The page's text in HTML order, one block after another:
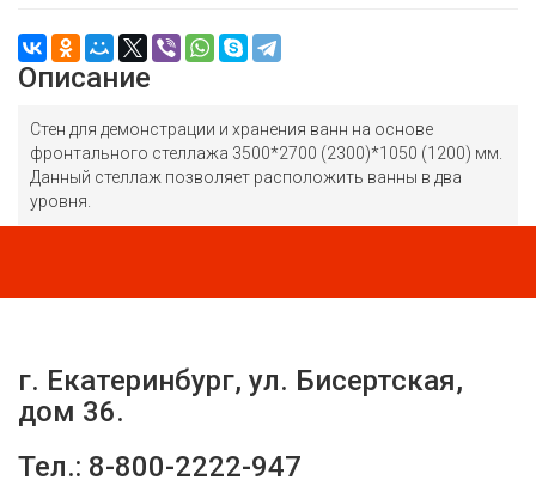
Описание
Стен для демонстрации и хранения ванн на основе
фронтального стеллажа 3500*2700 (2300)*1050 (1200) мм.
Данный стеллаж позволяет расположить ванны в два
уровня.
г. Екатеринбург, ул. Бисертская,
дом 36.
Тел.: 8-800-2222-947